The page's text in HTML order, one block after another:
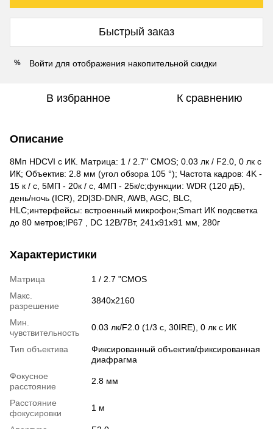
Быстрый заказ
% Войти для отображения накопительной скидки
В избранное К сравнению
Описание
8Мп HDCVI с ИК. Матрица: 1 / 2.7" CMOS; 0.03 лк / F2.0, 0 лк с
ИК; Объектив: 2.8 мм (угол обзора 105 °); Частота кадров: 4K -
15 к / с, 5МП - 20к / с, 4МП - 25к/с;функции: WDR (120 дБ),
день/ночь (ICR), 2D|3D-DNR, AWB, AGC, BLC,
HLC;интерфейсы: встроенный микрофон;Smart ИК подсветка
до 80 метров;IP67 , DC 12В/7Вт, 241x91x91 мм, 280г
Характеристики
Матрица
1 / 2.7 "CMOS
Макс.
разрешение
3840х2160
Мин.
чувствительность
0.03 лк/F2.0 (1/3 с, 30IRE), 0 лк с ИК
Тип объектива
Фиксированный объектив/фиксированная
диафрагма
Фокусное
расстояние
2.8 мм
Расстояние
фокусировки
1 м